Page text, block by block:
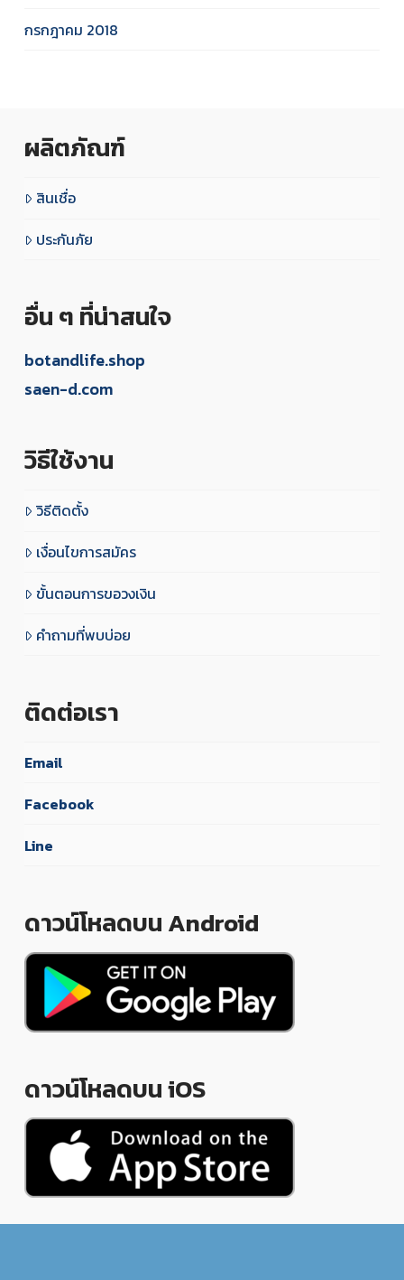
กรกฎาคม 2018
ผลิตภัณฑ์
สินเชื่อ
ประกันภัย
อื่น ๆ ที่น่าสนใจ
botandlife.shop
saen-d.com
วิธีใช้งาน
วิธีติดตั้ง
เงื่อนไขการสมัคร
ขั้นตอนการขอวงเงิน
คำถามที่พบบ่อย
ติดต่อเรา
Email
Facebook
Line
ดาวน์โหลดบน Android
ดาวน์โหลดบน iOS